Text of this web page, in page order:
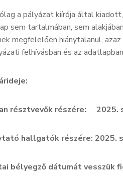
a pályázat kiírója által
sem tartalmában, sem
megfelelően hiánytalanul,
felhívásban és az
résztvevők részére: 2025.
hallgatók részére: 2025.
bélyegző dátumát vesszük